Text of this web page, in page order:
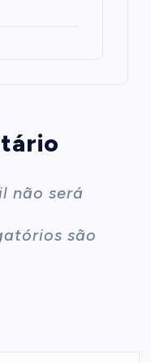
não será
são